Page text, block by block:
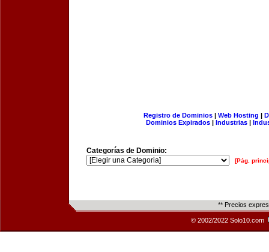
Registro de Dominios| Web Hosting |
Dominios Expirados | Industrias |
Categorías de Dominio:
[Pág.
** Precios
© 2002/2022 Solo10.com